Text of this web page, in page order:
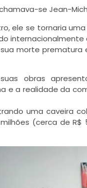
se Jean-
ele se tornaria
internacionalmente
morte
obras
e a realidade da
uma caveira
milhões (cerca de